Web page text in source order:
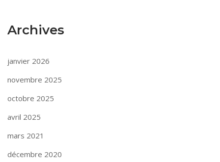
Archives
janvier 2026
novembre 2025
octobre 2025
avril 2025
mars 2021
décembre 2020